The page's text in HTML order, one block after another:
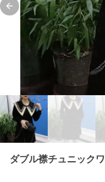
Previous slide
ダブル襟チュニック